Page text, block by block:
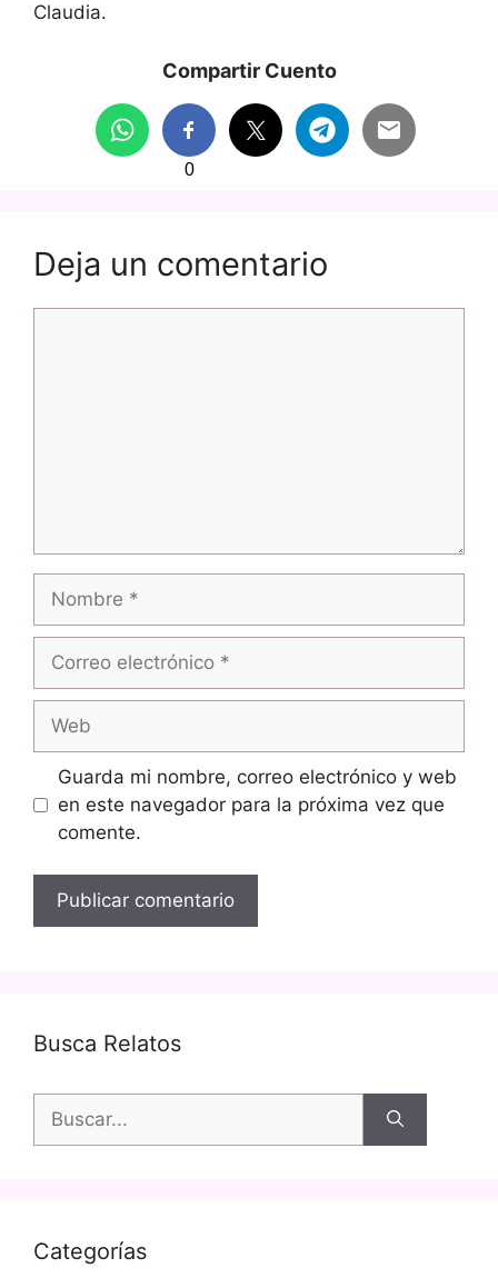
Claudia.
Compartir Cuento
0
Deja un comentario
electrónico
Guarda mi nombre, correo electrónico y web
en este navegador para la próxima vez que
comente.
Busca Relatos
Buscar:
Categorías